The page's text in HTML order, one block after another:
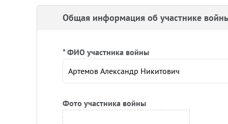
Общая информация об участнике
* ФИО участника войны
Фото участника войны